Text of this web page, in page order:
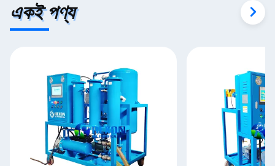
একই পণ্য